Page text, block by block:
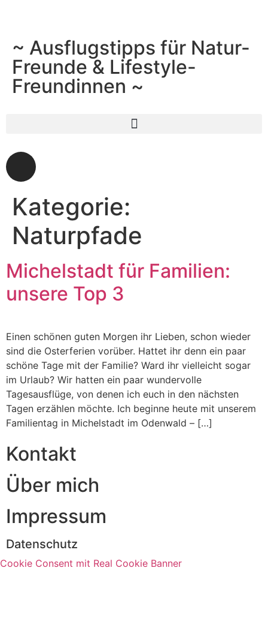
~ Ausflugstipps für Natur-
Freunde & Lifestyle-
Freundinnen ~
Kategorie:
Naturpfade
Michelstadt für Familien:
unsere Top 3
Einen schönen guten Morgen ihr Lieben, schon wieder
sind die Osterferien vorüber. Hattet ihr denn ein paar
schöne Tage mit der Familie? Ward ihr vielleicht sogar
im Urlaub? Wir hatten ein paar wundervolle
Tagesausflüge, von denen ich euch in den nächsten
Tagen erzählen möchte. Ich beginne heute mit unserem
Familientag in Michelstadt im Odenwald – […]
Kontakt
Über mich
Impressum
Datenschutz
Cookie Consent mit Real Cookie Banner